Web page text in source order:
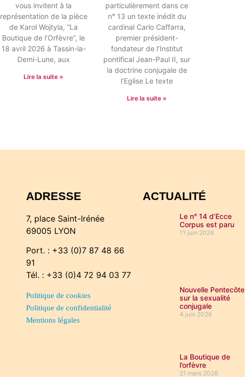
vous invitent à la
représentation de la pièce
de Karol Wojtyla, “La
Boutique de l’Orfèvre”, le
18 avril 2026 à Tassin-la-
Demi-Lune, aux
Lire la suite »
particulièrement dans ce
n° 13 un texte inédit du
cardinal Carlo Caffarra,
premier président-
fondateur de l’Institut
pontifical Jean-Paul II, sur
la doctrine conjugale de
l’Eglise Le texte
Lire la suite »
ADRESSE
7, place Saint-Irénée
69005 LYON
Port. : +33 (0)7 87 48 66
91
Tél. : +33 (0)4 72 94 03 77
Politique de cookies
Politique de confidentialité
Mentions légales
ACTUALITÉ
Le n° 14 d’Ecce
Corpus est paru
11 juin 2026
Nouvelle Pentecôte
sur la sexualité
conjugale
4 juin 2026
La Boutique de
l’orfèvre
21 mars 2026